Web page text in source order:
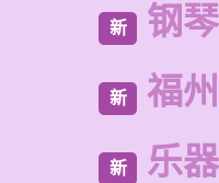
新 钢
新 福
新 乐